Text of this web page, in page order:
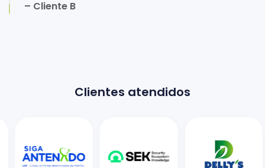
– Cliente B
Clientes atendidos